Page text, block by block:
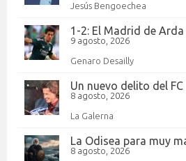
Jesús Bengoechea
1-2: El Madrid de Arda
9 agosto, 2026
Genaro Desailly
Un nuevo delito del
8 agosto, 2026
La Galerna
La Odisea para muy
8 agosto, 2026